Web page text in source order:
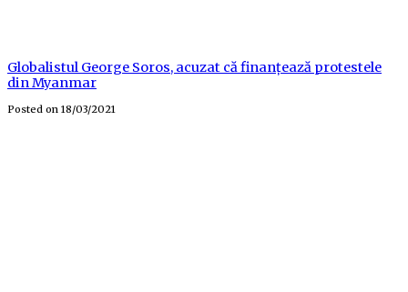
Globalistul George Soros, acuzat că finanțează protestele
din Myanmar
Posted on 18/03/2021